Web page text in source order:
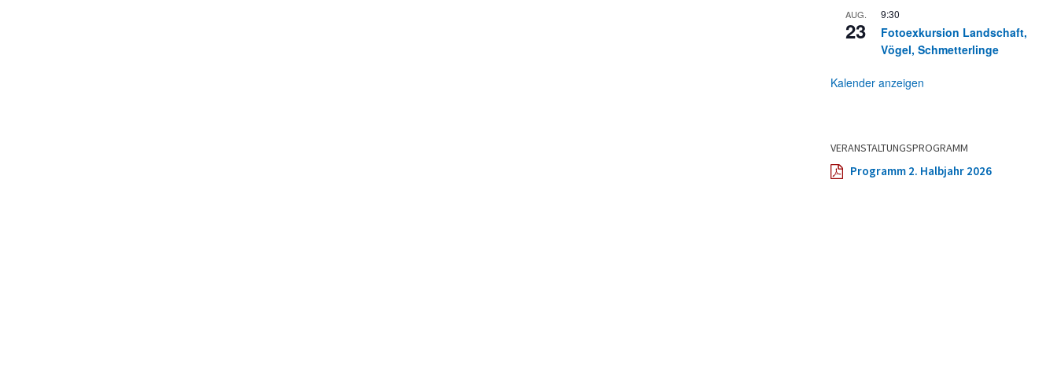
AUG.
23
9:30
Fotoexkursion Landschaft,
Vögel, Schmetterlinge
Kalender anzeigen
VERANSTALTUNGSPROGRAMM
Programm 2. Halbjahr 2026